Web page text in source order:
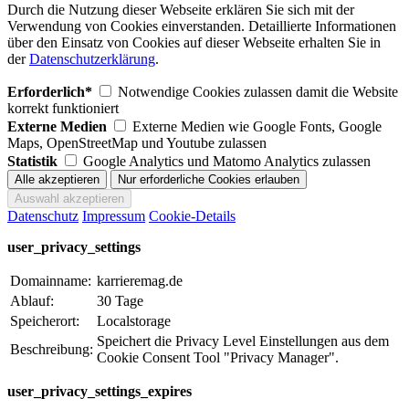
Durch die Nutzung dieser Webseite erklären Sie sich mit der
Verwendung von Cookies einverstanden. Detaillierte Informationen
über den Einsatz von Cookies auf dieser Webseite erhalten Sie in
derDatenschutzerklärung.
Erforderlich*
Notwendige Cookies zulassen damit die Website
korrekt funktioniert
Externe Medien
Externe Medien wie Google Fonts, Google
Maps, OpenStreetMap und Youtube zulassen
Statistik
Google Analytics und Matomo Analytics zulassen
Datenschutz Impressum Cookie-Details
user_privacy_settings
Domainname: karrieremag.de
Ablauf:
30 Tage
Speicherort:
Localstorage
Beschreibung:
Speichert die Privacy Level Einstellungen aus dem
Cookie Consent Tool "Privacy Manager".
user_privacy_settings_expires